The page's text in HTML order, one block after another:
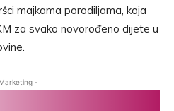
majkama porodiljama, koja
za svako novorođeno dijete u
-